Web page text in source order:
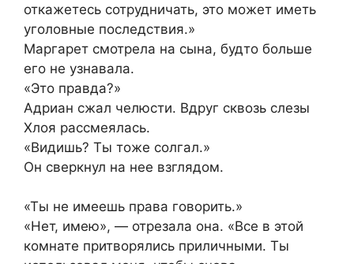
откажетесь сотрудничать, это может иметь
уголовные последствия.»
Маргарет смотрела на сына, будто больше
его не узнавала.
«Это правда?»
Адриан сжал челюсти. Вдруг сквозь слезы
Хлоя рассмеялась.
«Видишь? Ты тоже солгал.»
Он сверкнул на нее взглядом.
«Ты не имеешь права говорить.»
«Нет, имею», — отрезала она. «Все в этой
комнате притворялись приличными. Ты